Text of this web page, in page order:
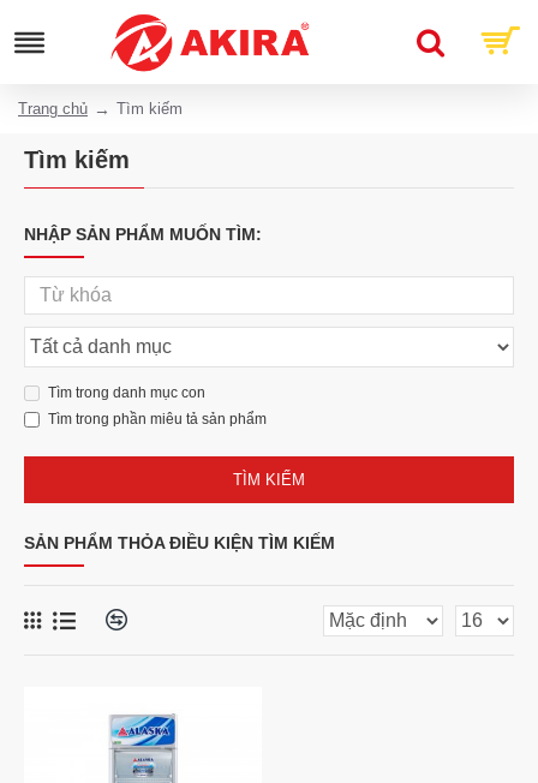
Trang chủ Tìm kiếm
Tìm kiếm
NHẬP SẢN PHẨM MUỐN TÌM:
Tìm trong danh mục con
Tìm trong phần miêu tả sản phẩm
TÌM KIẾM
SẢN PHẨM THỎA ĐIỀU KIỆN TÌM KIẾM